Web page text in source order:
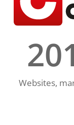
Websites,